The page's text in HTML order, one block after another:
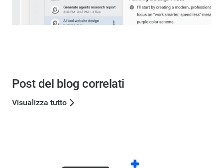
Post del blog correlati
Visualizza tutto